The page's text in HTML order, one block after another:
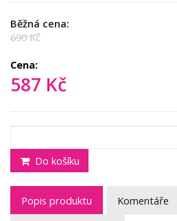
Běžná cena:
690 Kč
Cena:
587 Kč
Do košíku
Popis produktu Komentáře